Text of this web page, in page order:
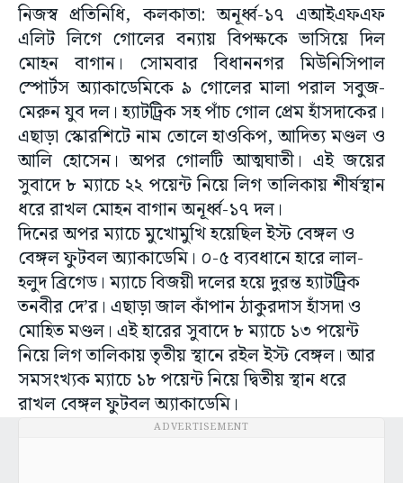
নিজস্ব প্রতিনিধি, কলকাতা: অনূর্ধ্ব-১৭ এআইএফএফ
এলিট লিগে গোলের বন্যায় বিপক্ষকে ভাসিয়ে দিল
মোহন বাগান। সোমবার বিধাননগর মিউনিসিপাল
স্পোর্টস অ্যাকাডেমিকে ৯ গোলের মালা পরাল সবুজ-
মেরুন যুব দল। হ্যাটট্রিক সহ পাঁচ গোল প্রেম হাঁসদাকের।
এছাড়া স্কোরশিটে নাম তোলে হাওকিপ, আদিত্য মণ্ডল ও
আলি হোসেন। অপর গোলটি আত্মঘাতী। এই জয়ের
সুবাদে ৮ ম্যাচে ২২ পয়েন্ট নিয়ে লিগ তালিকায় শীর্ষস্থান
ধরে রাখল মোহন বাগান অনূর্ধ্ব-১৭ দল।
দিনের অপর ম্যাচে মুখোমুখি হয়েছিল ইস্ট বেঙ্গল ও
বেঙ্গল ফুটবল অ্যাকাডেমি। ০-৫ ব্যবধানে হারে লাল-
হলুদ ব্রিগেড। ম্যাচে বিজয়ী দলের হয়ে দুরন্ত হ্যাটট্রিক
তনবীর দে’র। এছাড়া জাল কাঁপান ঠাকুরদাস হাঁসদা ও
মোহিত মণ্ডল। এই হারের সুবাদে ৮ ম্যাচে ১৩ পয়েন্ট
নিয়ে লিগ তালিকায় তৃতীয় স্থানে রইল ইস্ট বেঙ্গল। আর
সমসংখ্যক ম্যাচে ১৮ পয়েন্ট নিয়ে দ্বিতীয় স্থান ধরে
রাখল বেঙ্গল ফুটবল অ্যাকাডেমি।
ADVERTISEMENT